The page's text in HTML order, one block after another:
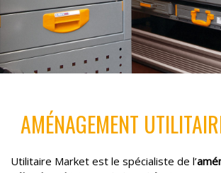
AMÉNAGEMENT
Utilitaire Market est le spécialiste de l’